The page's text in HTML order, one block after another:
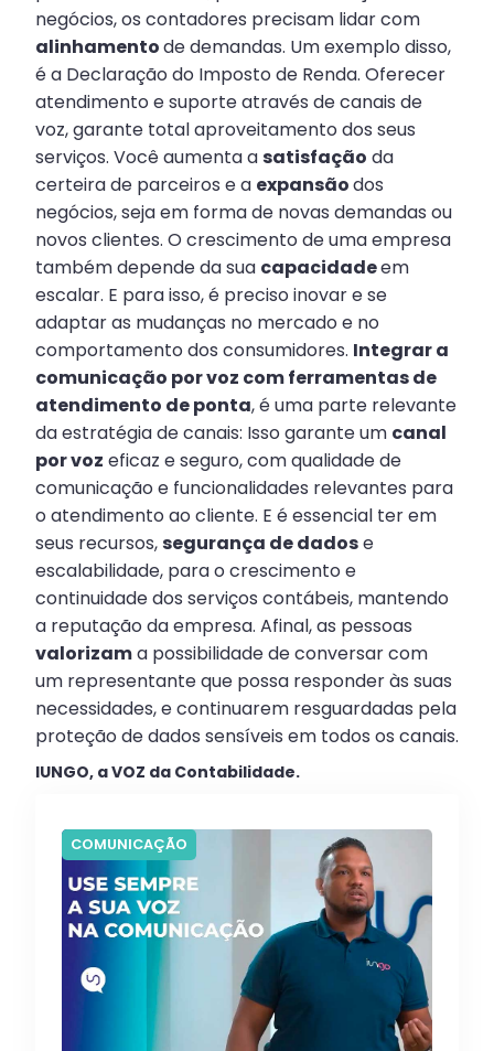
negócios, os contadores precisam lidar com
alinhamentode demandas. Um exemplo disso,
é a Declaração do Imposto de Renda. Oferecer
atendimento e suporte através de canais de
voz, garante total aproveitamento dos seus
serviços. Você aumenta asatisfação da
certeira de parceiros e a expansãodos
negócios, seja em forma de novas demandas ou
novos clientes. O crescimento de uma empresa
também depende da sua capacidadeem
escalar. E para isso, é preciso inovar e se
adaptar as mudanças no mercado e no
comportamento dos consumidores. Integrar a
comunicação por voz com ferramentas de
atendimento de ponta, é uma parte relevante
da estratégia de canais: Isso garante um canal
por voz eficaz e seguro, com qualidade de
comunicação e funcionalidades relevantes para
o atendimento ao cliente. E é essencial ter em
seus recursos,segurança de dadose
escalabilidade, para o crescimento e
continuidade dos serviços contábeis, mantendo
a reputação da empresa. Afinal, as pessoas
valorizama possibilidade de conversar com
um representante que possa responder às suas
necessidades, e continuarem resguardadas pela
proteção de dados sensíveis em todos os canais.
IUNGO, a VOZ da Contabilidade.
COMUNICAÇÃO